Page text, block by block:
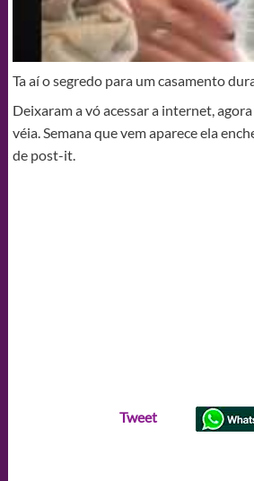
Ta aí o segredo para um casamento
Deixaram a vó acessar a internet,
véia. Semana que vem aparece ela
de post-it.
Tweet